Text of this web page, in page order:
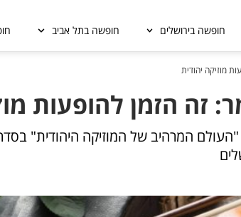
חופשה בירושלים חופשה בתל אביב
מוזיקה יהודית
זה הזמן להופעות
המרהיב של המוזיקה היהודית"